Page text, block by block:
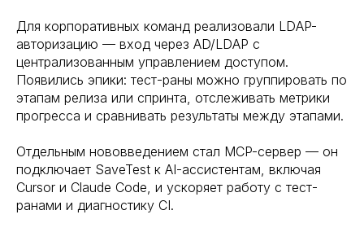
Для корпоративных команд реализовали LDAP-
авторизацию — вход через AD/LDAP с
централизованным управлением доступом.
Появились эпики: тест-раны можно группировать по
этапам релиза или спринта, отслеживать метрики
прогресса и сравнивать результаты между этапами.
Отдельным нововведением стал MCP-сервер — он
подключает SaveTest к AI-ассистентам, включая
Cursor и Claude Code, и ускоряет работу с тест-
ранами и диагностику CI.